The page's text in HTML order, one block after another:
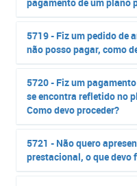
5719 - Fiz um pedido de
não posso pagar, como
5720 - Fiz um
se encontra refletido no
Como devo proceder?
5721 - Não quero
prestacional, o que devo